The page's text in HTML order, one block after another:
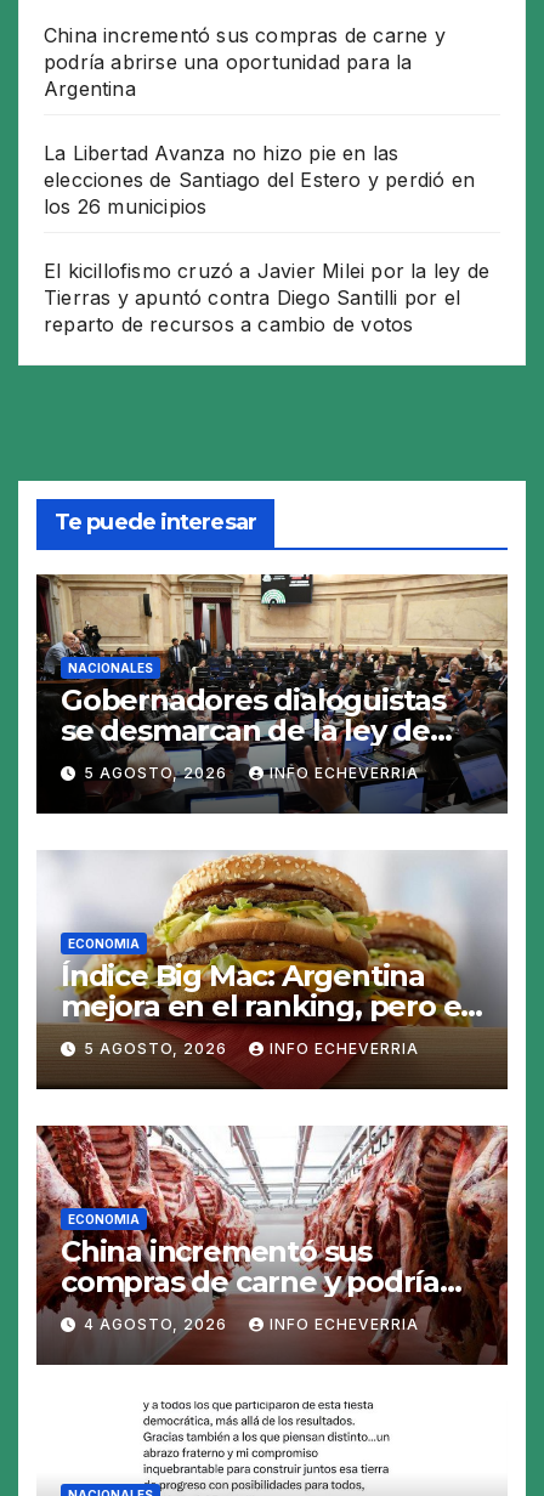
China incrementó sus compras de carne y
podría abrirse una oportunidad para la
Argentina
La Libertad Avanza no hizo pie en las
elecciones de Santiago del Estero y perdió en
los 26 municipios
El kicillofismo cruzó a Javier Milei por la ley de
Tierras y apuntó contra Diego Santilli por el
reparto de recursos a cambio de votos
Te puede interesar
NACIONALES
Gobernadores dialoguistas
se desmarcan de la ley de
Tierras y ponen en jaque su
tratamiento en el Senado
5 AGOSTO, 2026 INFO ECHEVERRIA
ECONOMIA
Índice Big Mac: Argentina
mejora en el ranking, pero el
peso sigue sobrevaluado un
19%
5 AGOSTO, 2026 INFO ECHEVERRIA
ECONOMIA
China incrementó sus
compras de carne y podría
abrirse una oportunidad para
la Argentina
4 AGOSTO, 2026 INFO ECHEVERRIA